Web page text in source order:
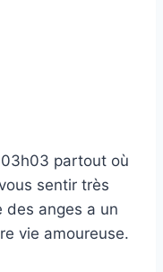
03h03 partout où
sentir très
des anges a un
vie amoureuse.